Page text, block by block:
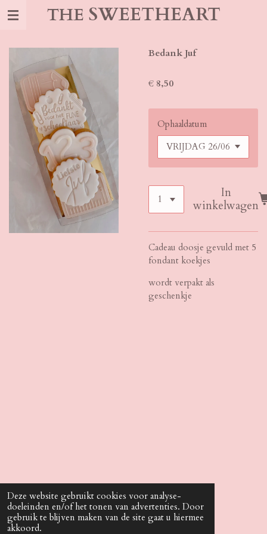
Deze website gebruikt cookies voor analyse-
doeleinden en/of het tonen van advertenties. Door
gebruik te blijven maken van de site gaat u hiermee
akkoord.
Ga
de
hoofdinhoud
THE SWEETHEART
Bedank Juf
€ 8,50
Ophaaldatum
In
winkelwagen
Cadeau doosje gevuld met 5
fondant koekjes
wordt verpakt als
geschenkje
Do what you Love, Love what you do.
© 2022 - 2026 The SweetHeartx3
Powered byJouwWeb